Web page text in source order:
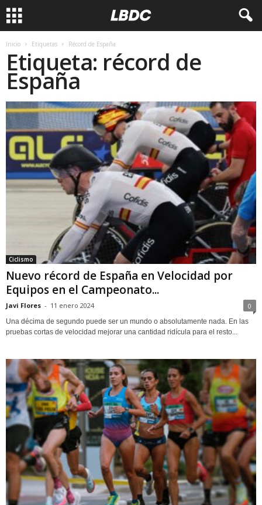
Inicio Etiquetas Récord de España
Etiqueta: récord de
España
Ciclismo
Nuevo récord de España en Velocidad por
Equipos en el Campeonato...
Javi Flores - 11 enero 2024 0
Una décima de segundo puede ser un mundo o absolutamente nada. En las
pruebas cortas de velocidad mejorar una cantidad ridícula para el resto...